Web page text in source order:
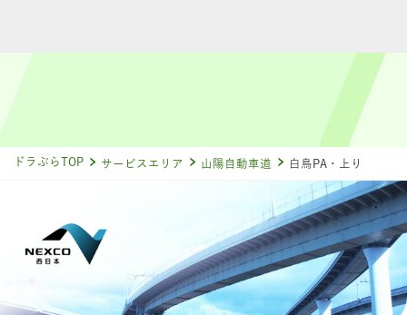
ドラぷらTOP サービスエリア 山陽自動車道 白鳥PA・上り